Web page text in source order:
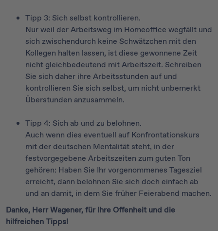
Tipp 3: Sich selbst kontrollieren.
Nur weil der Arbeitsweg im Homeoffice wegfällt und
sich zwischendurch keine Schwätzchen mit den
Kollegen halten lassen, ist diese gewonnene Zeit
nicht gleichbedeutend mit Arbeitszeit. Schreiben
Sie sich daher ihre Arbeitsstunden auf und
kontrollieren Sie sich selbst, um nicht unbemerkt
Überstunden anzusammeln.
Tipp 4: Sich ab und zu belohnen.
Auch wenn dies eventuell auf Konfrontationskurs
mit der deutschen Mentalität steht, in der
festvorgegebene Arbeitszeiten zum guten Ton
gehören: Haben Sie Ihr vorgenommenes Tagesziel
erreicht, dann belohnen Sie sich doch einfach ab
und an damit, in dem Sie früher Feierabend machen.
Danke, Herr Wagener, für Ihre Offenheit und die
hilfreichen Tipps!